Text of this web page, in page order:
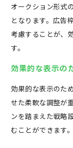
オークション形式
となります。広告
考慮することが、
す。
効果的な表示の
効果的な表示のた
せた柔軟な調整が
ンを踏まえた戦略
むことができます。